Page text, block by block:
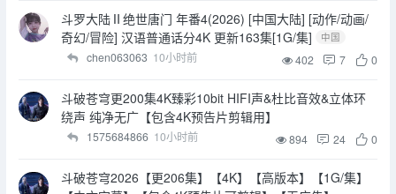
斗罗大陆Ⅱ绝世唐门 年番4(2026) [中国大陆] [动作/动画/
奇幻/冒险] 汉语普通话分4K 更新163集[1G/集]
中国
chen063063 10小时前 402 7 0
斗破苍穹更200集4K臻彩10bit HIFI声&杜比音效&立体环
绕声 纯净无广【包含4K预告片剪辑用】
1575684866 10小时前 894 24 0
斗破苍穹2026【更206集】【4K】【高版本】【1G/集】